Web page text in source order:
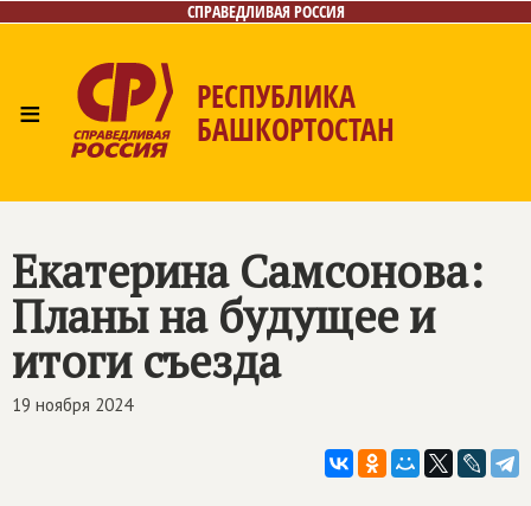
СПРАВЕДЛИВАЯ РОССИЯ
≡ РЕСПУБЛИКА
БАШКОРТОСТАН
Контакты
Екатерина Самсонова:
Планы на будущее и
итоги съезда
19 ноября 2024